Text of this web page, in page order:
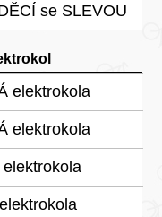
se SLEVOU
elektrokola
elektrokola